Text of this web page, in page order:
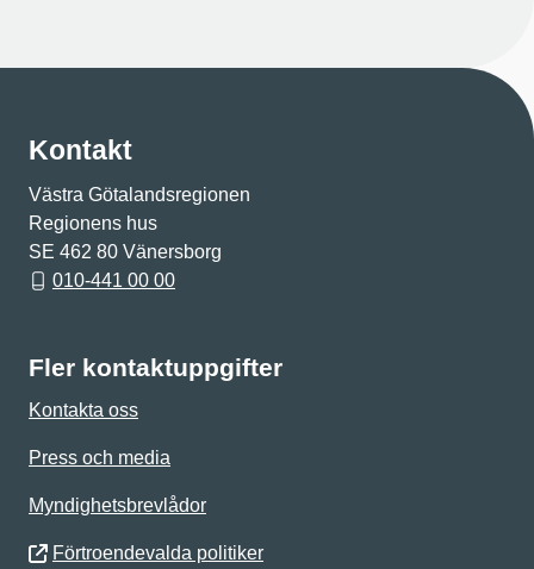
Kontakt
Västra Götalandsregionen
Regionens hus
SE 462 80 Vänersborg
010-441 00 00
Fler kontaktuppgifter
Kontakta oss
Press och media
Myndighetsbrevlådor
Förtroendevalda politiker